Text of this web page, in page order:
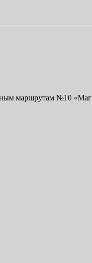
маршрутам №10